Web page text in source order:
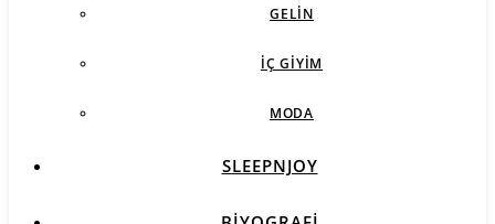
GELIN
İÇ GIYIM
MODA
SLEEPNJOY